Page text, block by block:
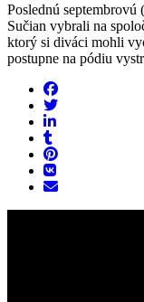
Poslednú
Sučian vybrali na
ktorý si diváci mohli
postupne na pódiu